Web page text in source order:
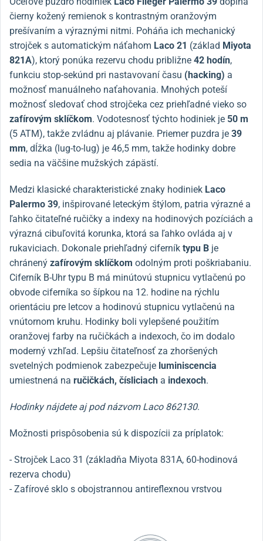
čierny kožený remienok s kontrastným oranžovým
prešívaním a výraznými nitmi. Poháňa ich mechanický
strojček s automatickým náťahom Laco 21 (základ Miyota
821A), ktorý ponúka rezervu chodu približne 42 hodín,
funkciu stop-sekúnd pri nastavovaní času (hacking) a
možnosť manuálneho naťahovania. Mnohých poteší
možnosť sledovať chod strojčeka cez priehľadné vieko so
zafírovým sklíčkom. Vodotesnosť týchto hodiniek je 50 m
(5 ATM), takže zvládnu aj plávanie. Priemer puzdra je 39
mm, dĺžka (lug-to-lug) je 46,5 mm, takže hodinky dobre
sedia na väčšine mužských zápästí.
Medzi klasické charakteristické znaky hodiniek Laco
Palermo 39, inšpirované leteckým štýlom, patria výrazné a
ľahko čitateľné ručičky a indexy na hodinových pozíciách a
výrazná cibuľovitá korunka, ktorá sa ľahko ovláda aj v
rukaviciach. Dokonale priehľadný ciferník typu B je
chránený zafírovým sklíčkom odolným proti poškriabaniu.
Ciferník B-Uhr typu B má minútovú stupnicu vytlačenú po
obvode ciferníka so šípkou na 12. hodine na rýchlu
orientáciu pre letcov a hodinovú stupnicu vytlačenú na
vnútornom kruhu. Hodinky boli vylepšené použitím
oranžovej farby na ručičkách a indexoch, čo im dodalo
moderný vzhľad. Lepšiu čitateľnosť za zhoršených
svetelných podmienok zabezpečuje luminiscencia
umiestnená na ručičkách, čísliciach a indexoch.
Hodinky nájdete aj pod názvom Laco 862130.
Možnosti prispôsobenia sú k dispozícii za príplatok:
- Strojček Laco 31 (základňa Miyota 831A, 60-hodinová
rezerva chodu)
- Zafírové sklo s obojstrannou antireflexnou vrstvou